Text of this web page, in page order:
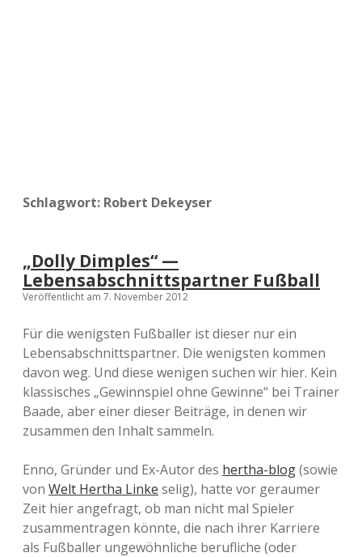
Schlagwort: Robert Dekeyser
„Dolly Dimples“ —
Lebensabschnittspartner Fußball
Veröffentlicht am 7. November 2012
Für die wenigsten Fußballer ist dieser nur ein
Lebensabschnittspartner. Die wenigsten kommen
davon weg. Und diese wenigen suchen wir hier. Kein
klassisches „Gewinnspiel ohne Gewinne“ bei Trainer
Baade, aber einer dieser Beiträge, in denen wir
zusammen den Inhalt sammeln.
Enno, Gründer und Ex-Autor des hertha-blog(sowie
von Welt Hertha Linke selig), hatte vor geraumer
Zeit hier angefragt, ob man nicht mal Spieler
zusammentragen könnte, die nach ihrer Karriere
als Fußballer ungewöhnliche berufliche (oder